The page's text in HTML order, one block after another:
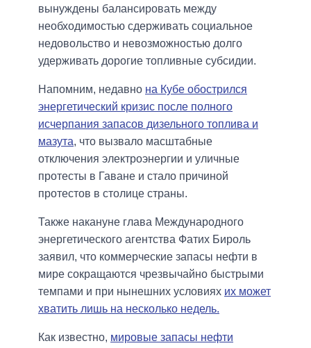
вынуждены балансировать между
необходимостью сдерживать социальное
недовольство и невозможностью долго
удерживать дорогие топливные субсидии.
Напомним, недавно на Кубе обострился
энергетический кризис после полного
исчерпания запасов дизельного топлива и
мазута, что вызвало масштабные
отключения электроэнергии и уличные
протесты в Гаване и стало причиной
протестов в столице страны.
Также накануне глава Международного
энергетического агентства Фатих Бироль
заявил, что коммерческие запасы нефти в
мире сокращаются чрезвычайно быстрыми
темпами и при нынешних условиях их может
хватить лишь на несколько недель.
Как известно, мировые запасы нефти